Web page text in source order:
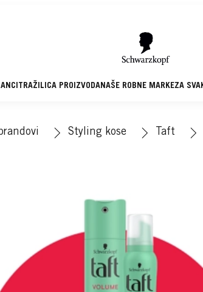
TRAŽILICA PROIZVODANAŠE ROBNE MARKEZA
Styling kose Taft